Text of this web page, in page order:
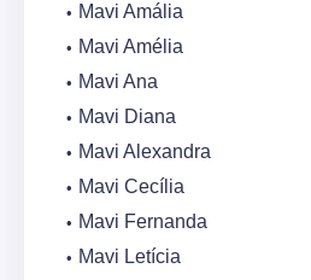
Mavi Amália
Mavi Amélia
Mavi Ana
Mavi Diana
Mavi Alexandra
Mavi Cecília
Mavi Fernanda
Mavi Letícia